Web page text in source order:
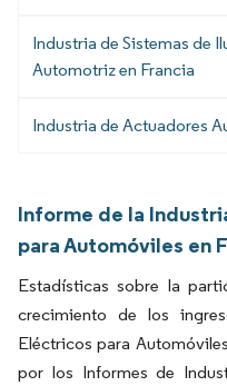
Industria de Sistemas de
Automotriz en Francia
Industria de Actuadores
Informe de la
para Automóviles en
Estadísticas sobre la
crecimiento de los
Eléctricos para
por los Informes de